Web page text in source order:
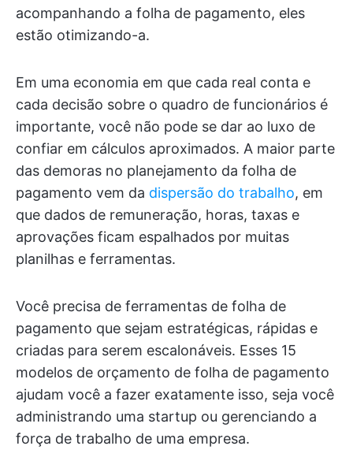
acompanhando a folha de pagamento, eles
estão otimizando-a.
Em uma economia em que cada real conta e
cada decisão sobre o quadro de funcionários é
importante, você não pode se dar ao luxo de
confiar em cálculos aproximados. A maior parte
das demoras no planejamento da folha de
pagamento vem da dispersão do trabalho, em
que dados de remuneração, horas, taxas e
aprovações ficam espalhados por muitas
planilhas e ferramentas.
Você precisa de ferramentas de folha de
pagamento que sejam estratégicas, rápidas e
criadas para serem escalonáveis. Esses 15
modelos de orçamento de folha de pagamento
ajudam você a fazer exatamente isso, seja você
administrando uma startup ou gerenciando a
força de trabalho de uma empresa.